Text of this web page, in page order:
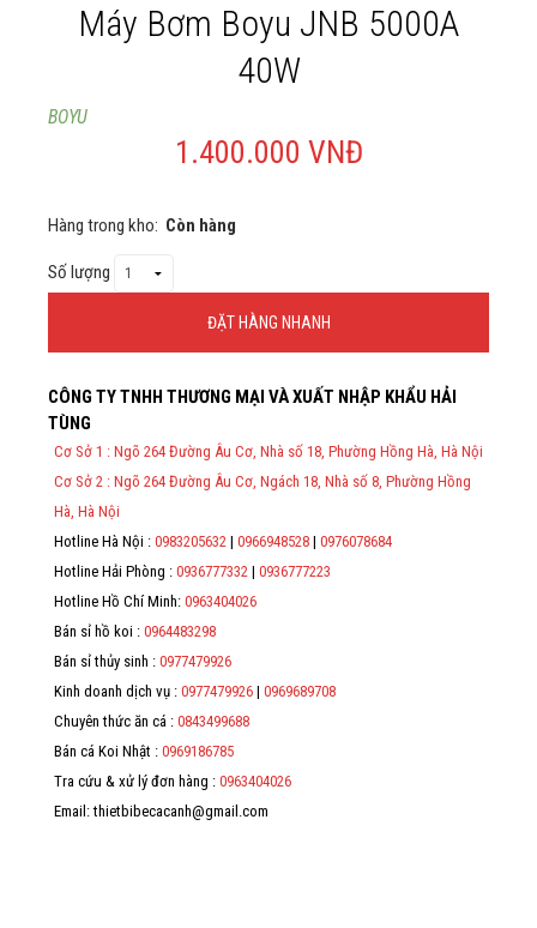
Máy Bơm Boyu JNB 5000A
40W
BOYU
1.400.000 VNĐ
Hàng trong kho: Còn hàng
Số lượng
ĐẶT HÀNG NHANH
Theo Nghị định 123/2020/NĐ-CP và nghị định 70/2025/NĐ-CP về
việc thực hiện lập Hóa Đơn Điện Tử bán hàng và cung cấp dịch vụ
cho người mua bắt buộc phải thế hiện đầy đủ thông tin: họ tên,
địa chỉ, mã số thuế/ căn cước công dân/ số định danh.
CÔNG TY TNHH THƯƠNG MẠI VÀ XUẤT NHẬP KHẨU HẢI
TÙNG
Cơ Sở 1 : Ngõ 264 Đường Âu Cơ, Nhà số 18, Phường Hồng Hà, Hà Nội
Cơ Sở 2 : Ngõ 264 Đường Âu Cơ, Ngách 18, Nhà số 8, Phường Hồng
Hà, Hà Nội
Hotline Hà Nội : 0983205632 | 0966948528 | 0976078684
Hotline Hải Phòng : 0936777332 | 0936777223
Hotline Hồ Chí Minh: 0963404026
Bán sỉ hồ koi : 0964483298
Bán sỉ thủy sinh : 0977479926
Kinh doanh dịch vụ : 0977479926 | 0969689708
Chuyên thức ăn cá : 0843499688
Bán cá Koi Nhật : 0969186785
Tra cứu & xử lý đơn hàng : 0963404026
Email: thietbibecacanh@gmail.com